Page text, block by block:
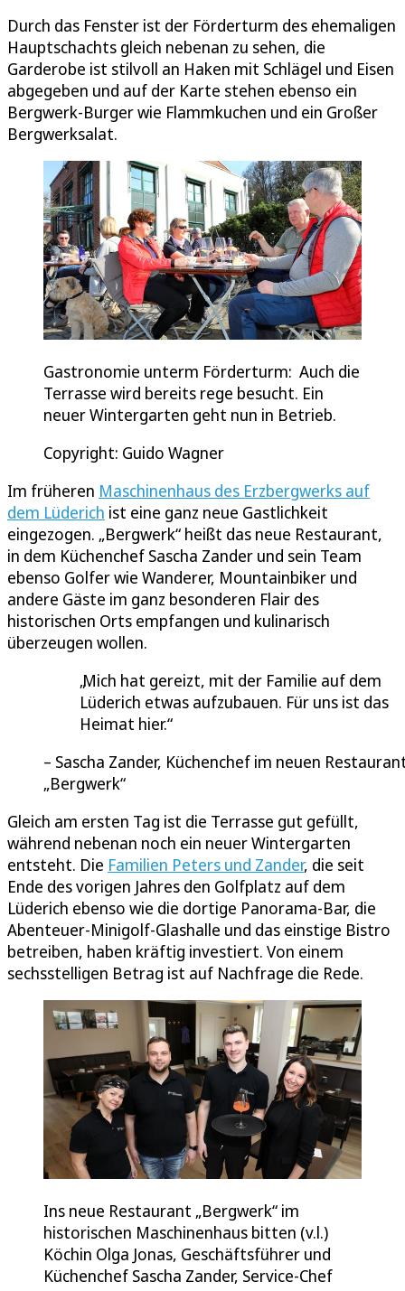
Durch das Fenster ist der Förderturm des ehemaligen
Hauptschachts gleich nebenan zu sehen, die
Garderobe ist stilvoll an Haken mit Schlägel und Eisen
abgegeben und auf der Karte stehen ebenso ein
Bergwerk-Burger wie Flammkuchen und ein Großer
Bergwerksalat.
Gastronomie unterm Förderturm: Auch die
Terrasse wird bereits rege besucht. Ein
neuer Wintergarten geht nun in Betrieb.
Copyright: Guido Wagner
Im früheren Maschinenhaus des Erzbergwerks auf
dem Lüderich ist eine ganz neue Gastlichkeit
eingezogen. „Bergwerk“ heißt das neue Restaurant,
in dem Küchenchef Sascha Zander und sein Team
ebenso Golfer wie Wanderer, Mountainbiker und
andere Gäste im ganz besonderen Flair des
historischen Orts empfangen und kulinarisch
überzeugen wollen.
Mich hat gereizt, mit der Familie auf dem
Lüderich etwas aufzubauen. Für uns ist das
Heimat hier.
Sascha Zander, Küchenchef im neuen
„Bergwerk“
Gleich am ersten Tag ist die Terrasse gut gefüllt,
während nebenan noch ein neuer Wintergarten
entsteht. Die Familien Peters und Zander, die seit
Ende des vorigen Jahres den Golfplatz auf dem
Lüderich ebenso wie die dortige Panorama-Bar, die
Abenteuer-Minigolf-Glashalle und das einstige Bistro
betreiben, haben kräftig investiert. Von einem
sechsstelligen Betrag ist auf Nachfrage die Rede.
Ins neue Restaurant „Bergwerk“ im
historischen Maschinenhaus bitten (v.l.)
Köchin Olga Jonas, Geschäftsführer und
Küchenchef Sascha Zander, Service-Chef